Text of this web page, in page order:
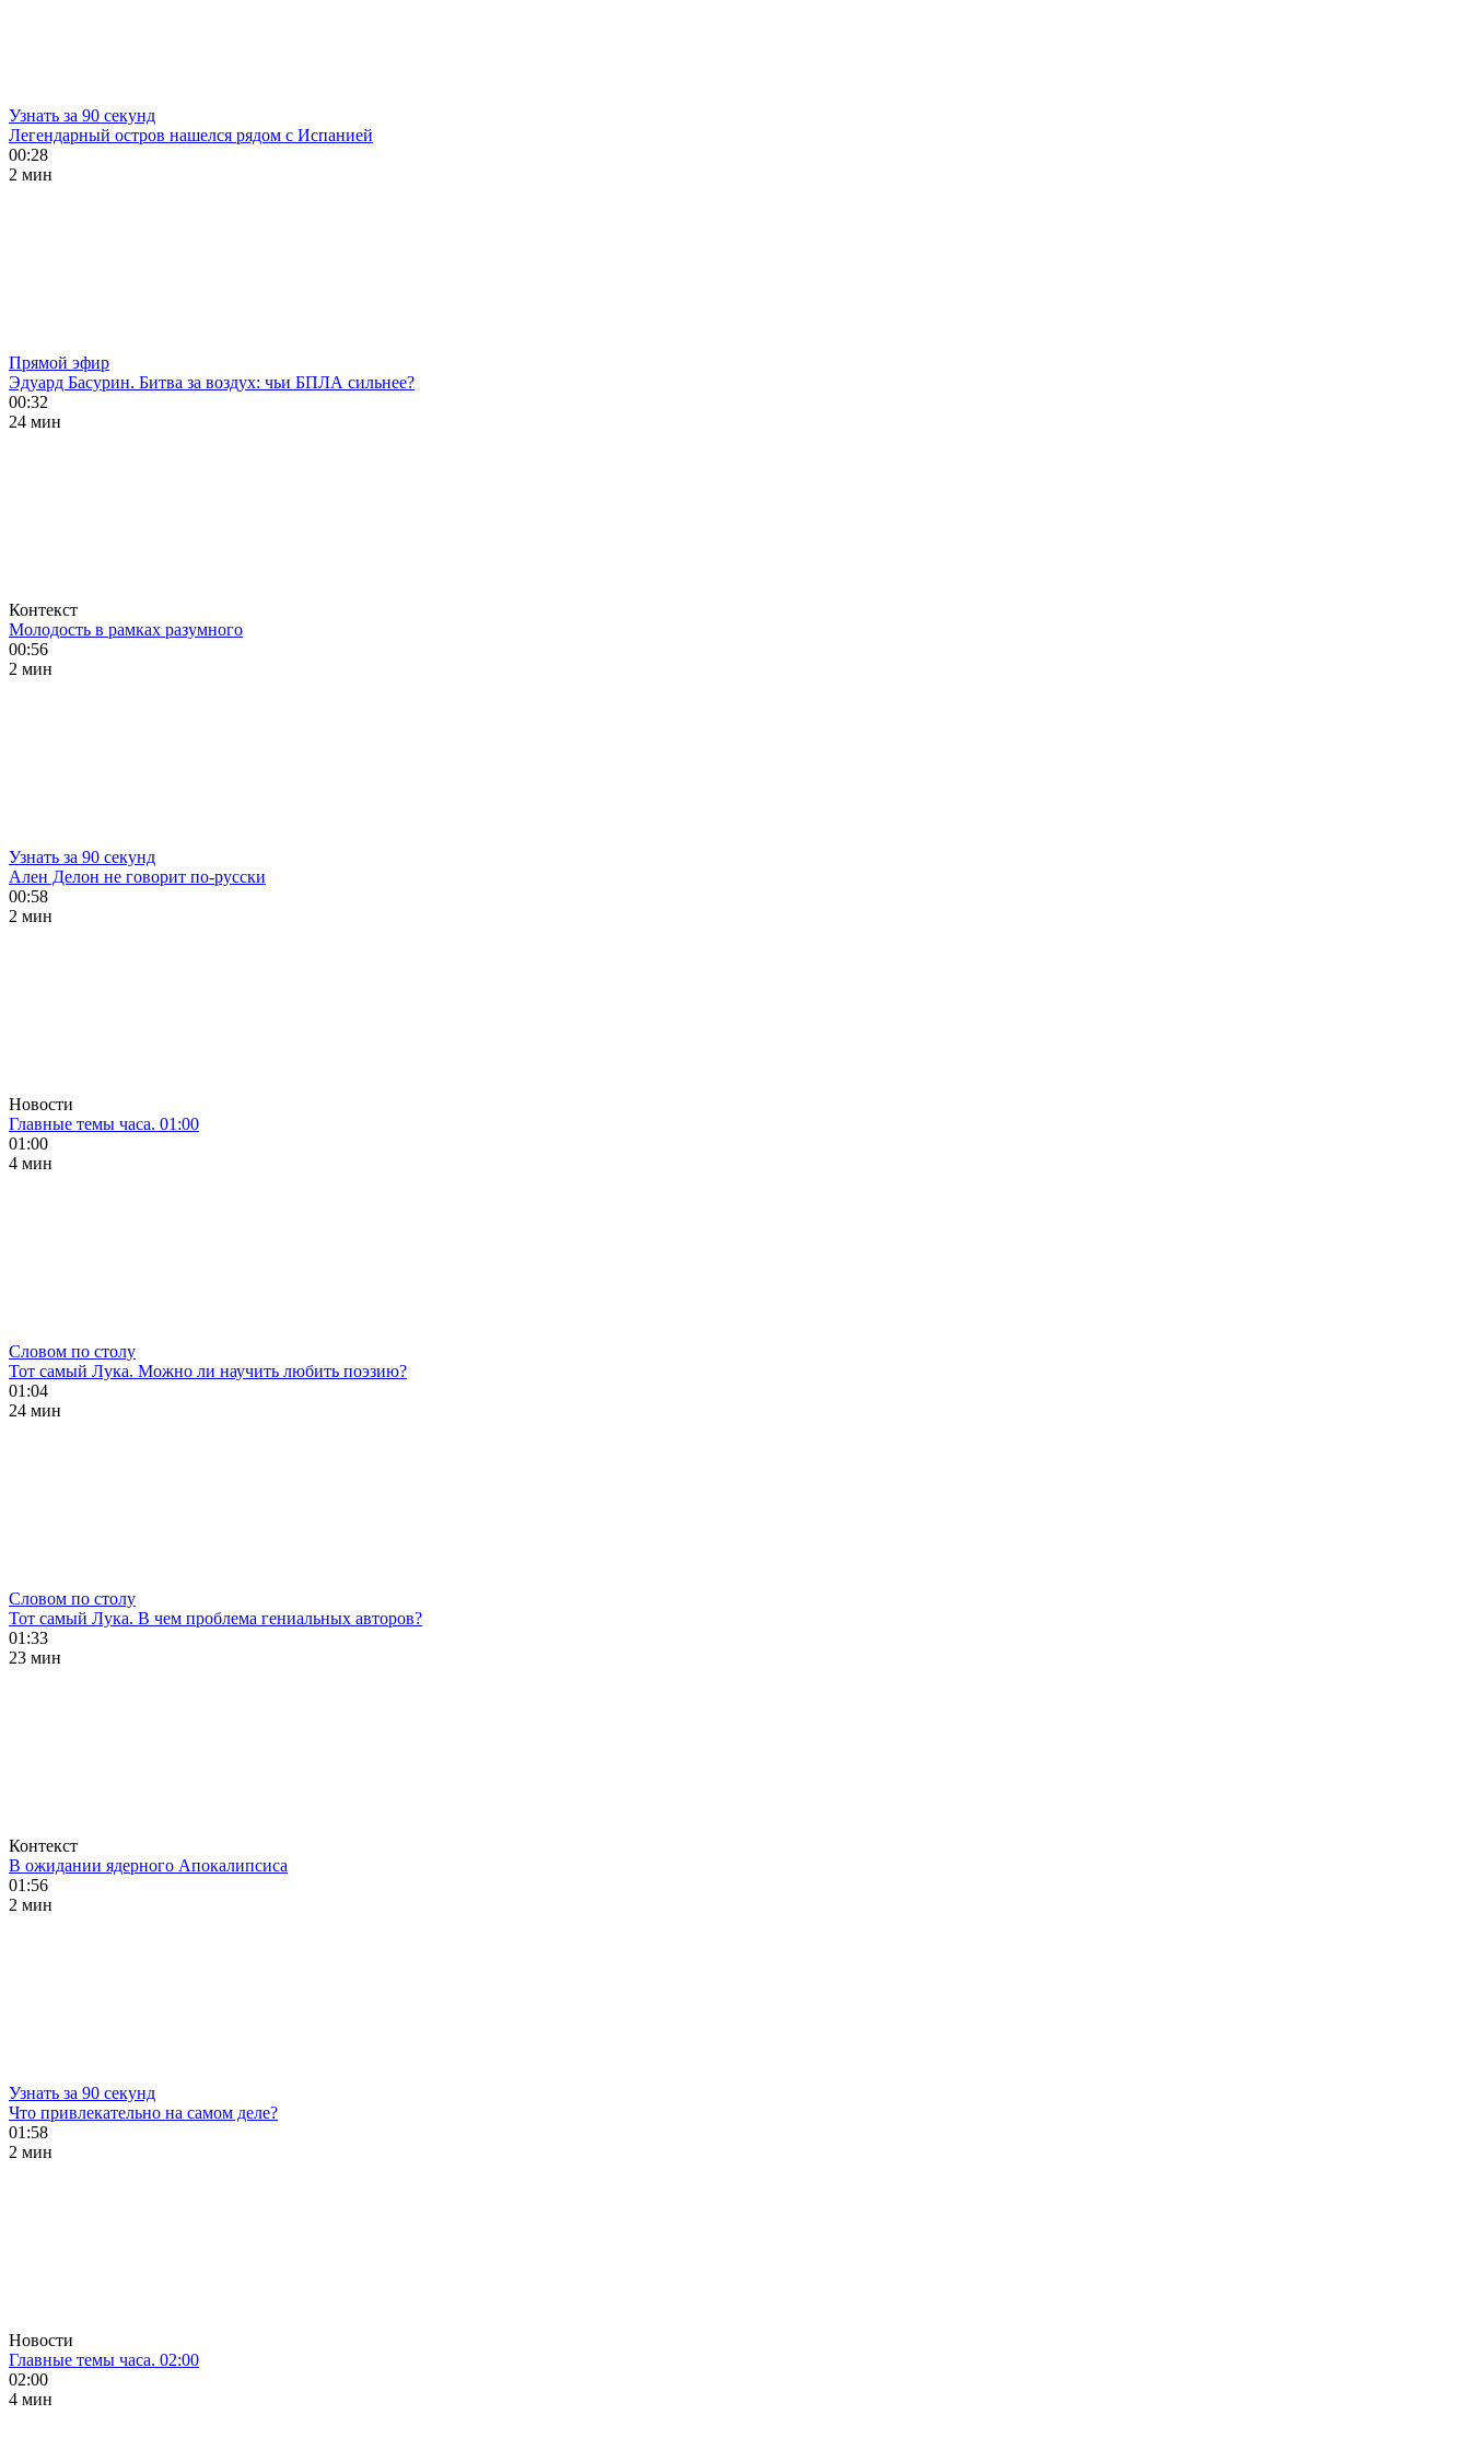
Узнать за 90 секунд
Легендарный остров нашелся рядом с Испанией
00:28
2 мин
Прямой эфир
Эдуард Басурин. Битва за воздух: чьи БПЛА сильнее?
00:32
24 мин
Контекст
Молодость в рамках разумного
00:56
2 мин
Узнать за 90 секунд
Ален Делон не говорит по-русски
00:58
2 мин
Новости
Главные темы часа. 01:00
01:00
4 мин
Словом по столу
Тот самый Лука. Можно ли научить любить поэзию?
01:04
24 мин
Словом по столу
Тот самый Лука. В чем проблема гениальных авторов?
01:33
23 мин
Контекст
В ожидании ядерного Апокалипсиса
01:56
2 мин
Узнать за 90 секунд
Что привлекательно на самом деле?
01:58
2 мин
Новости
Главные темы часа. 02:00
02:00
4 мин